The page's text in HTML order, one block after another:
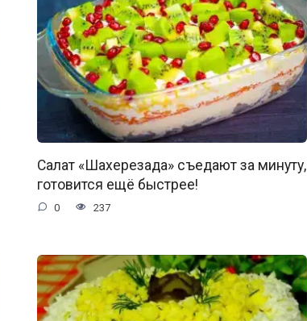
Салат «Шахерезада» съедают за минуту,
готовится ещё быстрее!
0 237